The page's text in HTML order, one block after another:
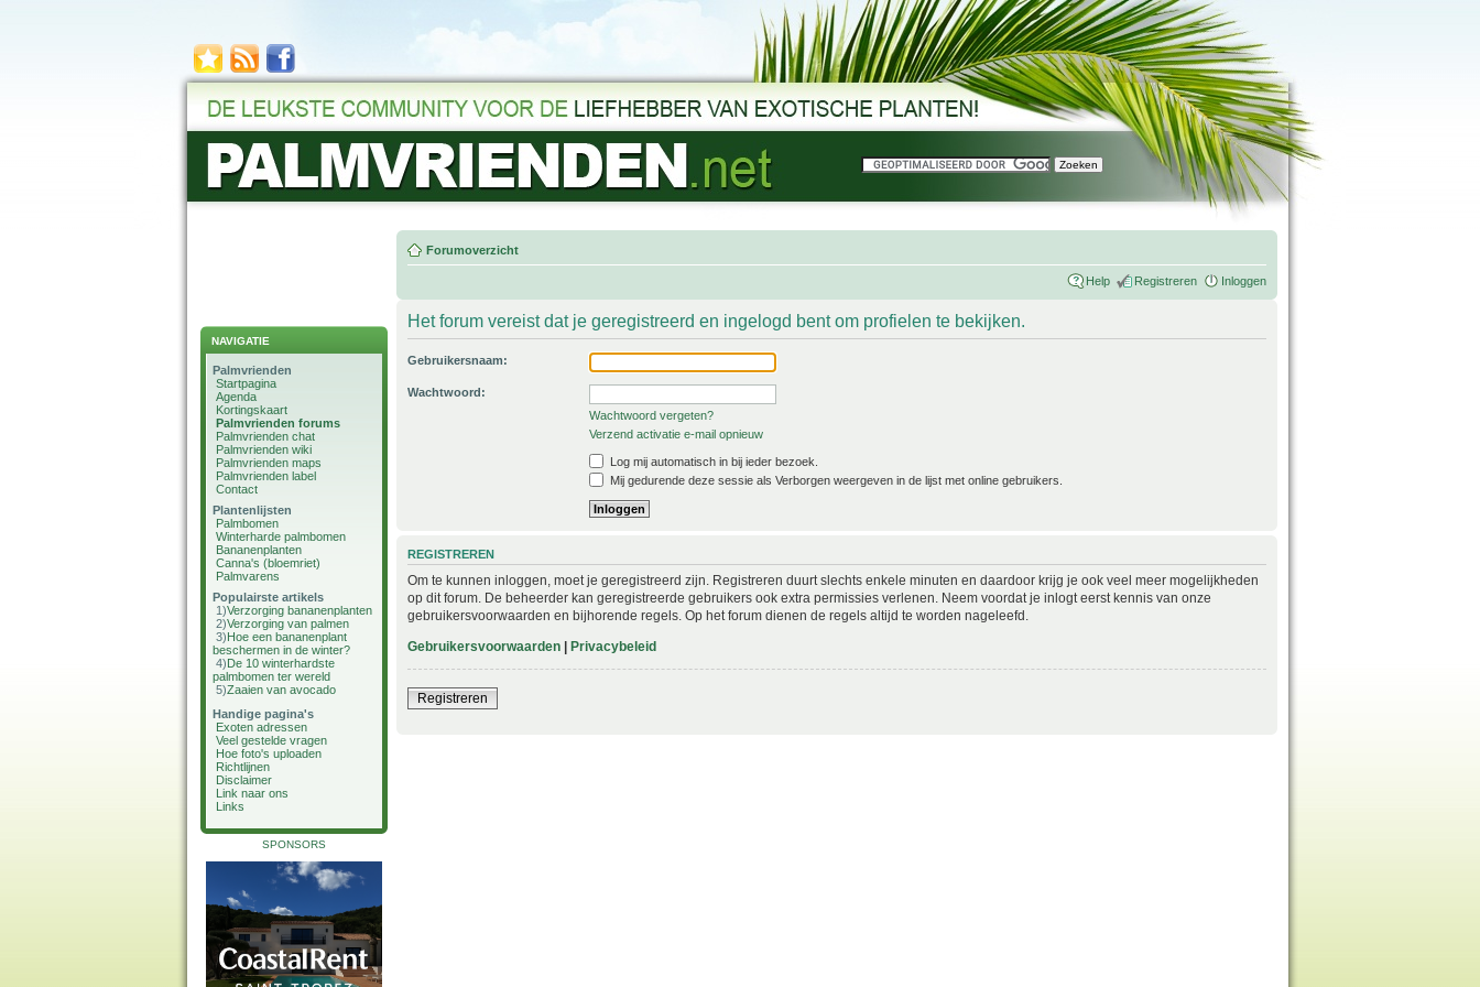
NAVIGATIE
Palmvrienden
Startpagina
Agenda
Kortingskaart
Palmvrienden forums
Palmvrienden chat
Palmvrienden wiki
Palmvrienden maps
Palmvrienden label
Contact
Plantenlijsten
Palmbomen
Winterharde palmbomen
Bananenplanten
Canna's (bloemriet)
Palmvarens
Populairste artikels
1)Verzorging bananenplanten
2)Verzorging van palmen
3)Hoe een bananenplant
beschermen in de winter?
4)De 10 winterhardste
palmbomen ter wereld
5)Zaaien van avocado
Handige pagina's
Exoten adressen
Veel gestelde vragen
Hoe foto's uploaden
Richtlijnen
Disclaimer
Link naar ons
Links
SPONSORS
Forumoverzicht
Help Registreren Inloggen
Het forum vereist dat je geregistreerd en ingelogd bent om profielen te bekijken.
Gebruikersnaam:
Wachtwoord:
Wachtwoord vergeten?
Verzend activatie e-mail opnieuw
Log mij automatisch in bij ieder bezoek.
Mij gedurende deze sessie als Verborgen weergeven in de lijst met online gebruikers.
REGISTREREN
Om te kunnen inloggen, moet je geregistreerd zijn. Registreren duurt slechts enkele minuten en daardoor krijg je ook veel meer mogelijkheden
op dit forum. De beheerder kan geregistreerde gebruikers ook extra permissies verlenen. Neem voordat je inlogt eerst kennis van onze
gebruikersvoorwaarden en bijhorende regels. Op het forum dienen de regels altijd te worden nageleefd.
Gebruikersvoorwaarden | Privacybeleid
Registreren